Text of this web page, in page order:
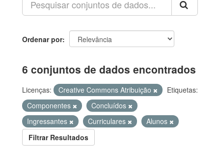
Ordenar por
6 conjuntos de dados encontrados
Licenças: Creative Commons Atribuição
Etiquetas:
Componentes
Concluídos
Ingressantes
Curriculares
Alunos
Filtrar Resultados